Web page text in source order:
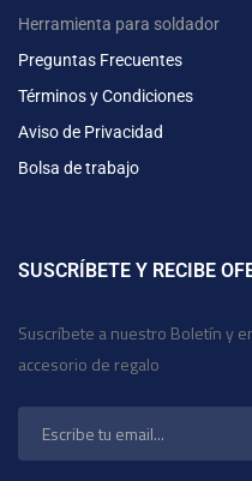
Herramienta para soldador
Preguntas Frecuentes
Términos y Condiciones
Aviso de Privacidad
Bolsa de trabajo
SUSCRÍBETE Y RECIBE
Suscríbete a nuestro Boletín y
accesorio de regalo